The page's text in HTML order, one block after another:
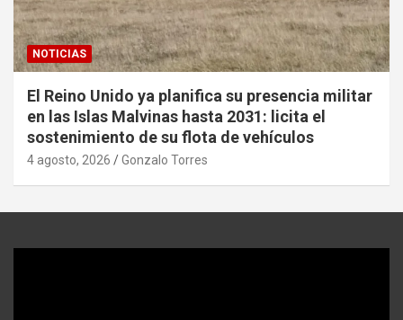
NOTICIAS
El Reino Unido ya planifica su presencia militar
en las Islas Malvinas hasta 2031: licita el
sostenimiento de su flota de vehículos
4 agosto, 2026 Gonzalo Torres